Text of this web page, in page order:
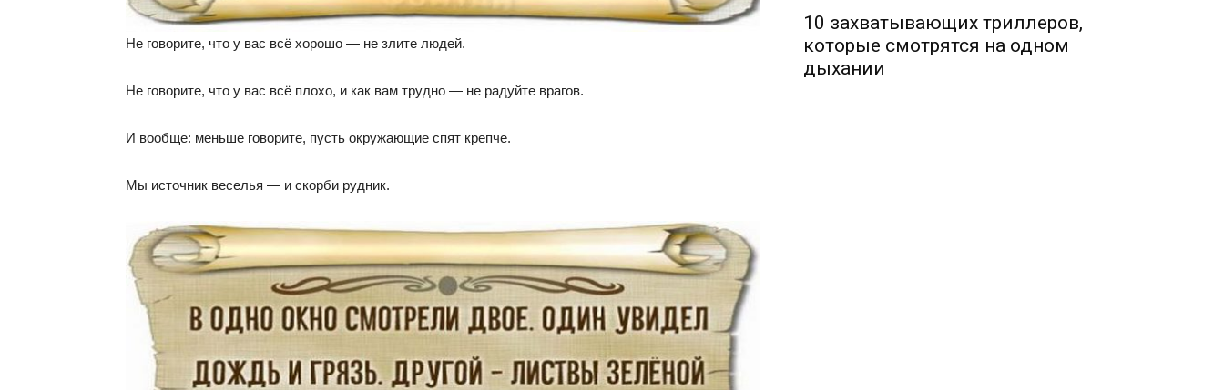
Не говорите, что у вас всё хорошо — не злите людей.
Не говорите, что у вас всё плохо, и как вам трудно — не радуйте врагов.
И вообще: меньше говорите, пусть окружающие спят крепче.
Мы источник веселья — и скорби рудник.
10 захватывающих триллеров,
которые смотрятся на одном
дыхании